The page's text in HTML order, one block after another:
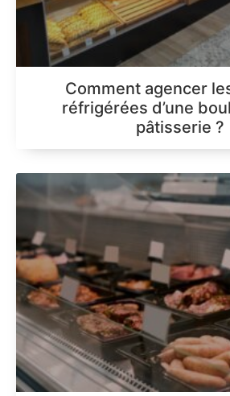
Comment agencer
réfrigérées d’une
pâtisserie ?